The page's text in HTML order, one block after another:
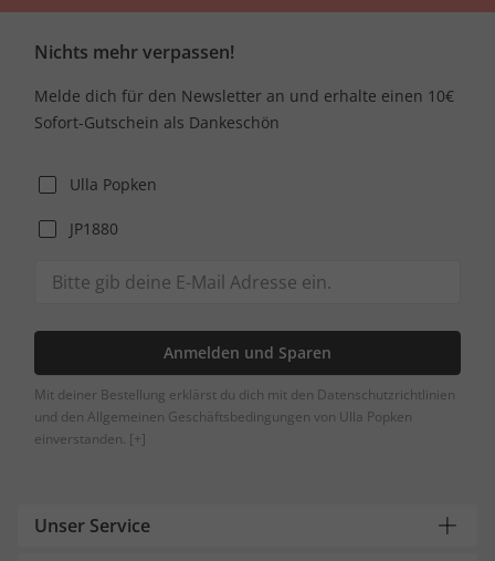
Nichts mehr verpassen!
Melde dich für den Newsletter an und erhalte einen 10€
Sofort-Gutschein als Dankeschön
Ulla Popken
JP1880
Anmelden und Sparen
Mit deiner Bestellung erklärst du dich mit den Datenschutzrichtlinien
und den Allgemeinen Geschäftsbedingungen von Ulla Popken
einverstanden. [+]
Unser Service